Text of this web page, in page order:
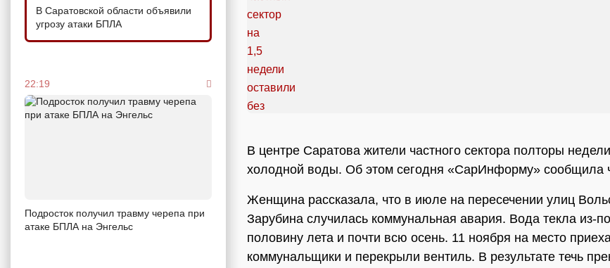
В Саратовской области объявили
угрозу атаки БПЛА
22:19
Подросток получил травму черепа при
атаке БПЛА на Энгельс
В центре Саратова жители частного сектора полторы
холодной воды. Об этом сегодня «СарИнформу» сообщила
Женщина рассказала, что в июле на пересечении улиц
Зарубина случилась коммунальная авария. Вода текла из-
половину лета и почти всю осень. 11 ноября на место
коммунальщики и перекрыли вентиль. В результате течь